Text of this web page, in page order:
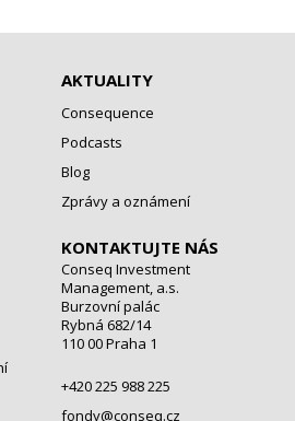
AKTUALITY
Consequence
Podcasts
Blog
Zprávy a oznámení
KONTAKTUJTE NÁS
Conseq Investment
Management, a.s.
Burzovní palác
Rybná 682/14
110 00 Praha 1
+420 225 988 225
fondy@conseq.cz